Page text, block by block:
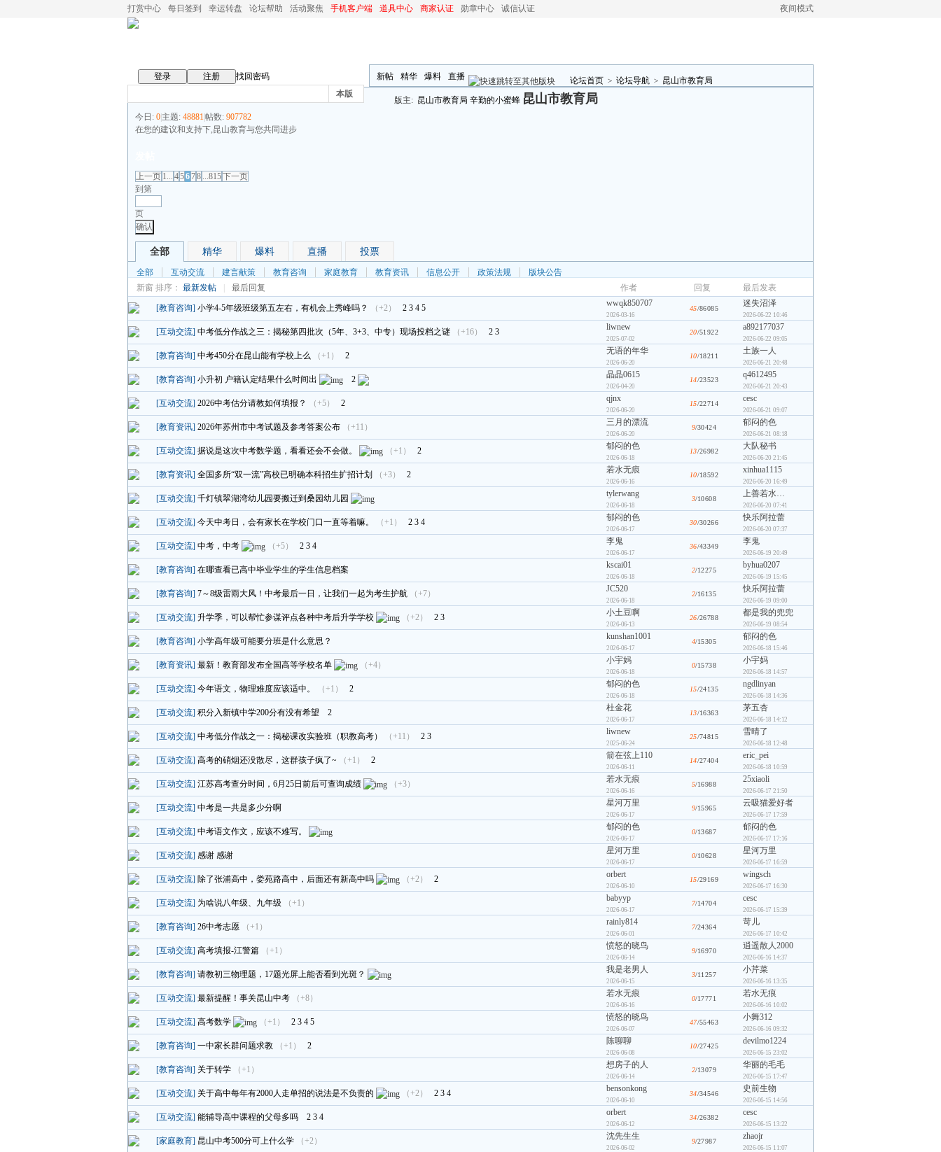
夜间模式
打赏中心 每日签到 幸运转盘 论坛帮助 活动聚焦 手机客户端 道具中心 商家认证 勋章中心 诚信认证
登录 注册
找回密码
本版
新帖 精华 爆料 直播 论坛首页 > 论坛导航 > 昆山市教育局
版主: 昆山市教育局 辛勤的小蜜蜂 昆山市教育局
今日: 0 主题: 48881帖数: 907782
在您的建议和支持下,昆山教育与您共同进步
上一页 1... 45678 ...815下一页
到第
页
确认
全部 精华 爆料 直播 投票
全部 互动交流 建言献策 教育咨询 家庭教育 教育资讯 信息公开 政策法规
版块公告
新窗 排序： 最新发帖 最后回复 作者 回复 最后发表
[教育咨询] 小学4-5年级班级第五左右，有机会上秀峰吗？ （+2） 2 3 4 5 wwqk850707
2026-03-16
45/86085
迷失沼泽
2026-06-22 10:46
[互动交流] 中考低分作战之三：揭秘第四批次（5年、3+3、中专）现场投档之谜 （+16） 2 3 liwnew
2025-07-02
20/51922 a892177037
2026-06-22 09:05
[教育咨询] 中考450分在昆山能有学校上么 （+1） 2 无语的年华
2026-06-20
10/18211 土族一人
2026-06-21 20:48
[教育咨询] 小升初 户籍认定结果什么时间出 2 晶晶0615
2026-04-20
14/23523 q4612495
2026-06-21 20:43
[互动交流] 2026中考估分请教如何填报？ （+5） 2 qjnx
2026-06-20
15/22714 cesc
2026-06-21 09:07
[教育资讯] 2026年苏州市中考试题及参考答案公布 （+11） 三月的漂流
2026-06-20
9/30424 郁闷的色
2026-06-21 08:18
[互动交流] 据说是这次中考数学题，看看还会不会做。 （+1） 2 郁闷的色
2026-06-18
13/26982 大队秘书
2026-06-20 21:45
[教育资讯] 全国多所“双一流”高校已明确本科招生扩招计划 （+3） 2 若水无痕
2026-06-16
10/18592 xinhua1115
2026-06-20 16:49
[互动交流] 千灯镇翠湖湾幼儿园要搬迁到桑园幼儿园 tylerwang
2026-06-18
3/10608 上善若水…
2026-06-20 07:41
[互动交流] 今天中考日，会有家长在学校门口一直等着嘛。 （+1） 2 3 4 郁闷的色
2026-06-17
30/30266 快乐阿拉蕾
2026-06-20 07:37
[互动交流] 中考，中考 （+5） 2 3 4 李鬼
2026-06-17
36/43349 李鬼
2026-06-19 20:49
[教育咨询] 在哪查看已高中毕业学生的学生信息档案 kscai01
2026-06-18
2/12275 byhua0207
2026-06-19 15:45
[教育咨询] 7～8级雷雨大风！中考最后一日，让我们一起为考生护航 （+7） JC520
2026-06-18
2/16135 快乐阿拉蕾
2026-06-19 09:00
[互动交流] 升学季，可以帮忙参谋评点各种中考后升学学校 （+2） 2 3 小土豆啊
2026-06-13
26/26788 都是我的兜兜
2026-06-19 08:54
[教育咨询] 小学高年级可能要分班是什么意思？ kunshan1001
2026-06-17
4/15305 郁闷的色
2026-06-18 15:46
[教育资讯] 最新！教育部发布全国高等学校名单 （+4） 小宇妈
2026-06-18
0/15738 小宇妈
2026-06-18 14:57
[互动交流] 今年语文，物理难度应该适中。 （+1） 2 郁闷的色
2026-06-18
15/24135 ngdlinyan
2026-06-18 14:36
[互动交流] 积分入新镇中学200分有没有希望 2 杜金花
2026-06-17
13/16363 茅五杏
2026-06-18 14:12
[互动交流] 中考低分作战之一：揭秘课改实验班（职教高考） （+11） 2 3 liwnew
2025-06-24
25/74815 雪晴了
2026-06-18 12:48
[互动交流] 高考的硝烟还没散尽，这群孩子疯了~ （+1） 2 箭在弦上110
2026-06-11
14/27404 eric_pei
2026-06-18 10:59
[互动交流] 江苏高考查分时间，6月25日前后可查询成绩 （+3） 若水无痕
2026-06-16
5/16988 25xiaoli
2026-06-17 21:50
[互动交流] 中考是一共是多少分啊 星河万里
2026-06-17
9/15965 云吸猫爱好者
2026-06-17 17:59
[互动交流] 中考语文作文，应该不难写。 郁闷的色
2026-06-17
0/13687 郁闷的色
2026-06-17 17:16
[互动交流] 感谢 感谢 星河万里
2026-06-17
0/10628 星河万里
2026-06-17 16:59
[互动交流] 除了张浦高中，娄苑路高中，后面还有新高中吗 （+2） 2 orbert
2026-06-10
15/29169 wingsch
2026-06-17 16:30
[互动交流] 为啥说八年级、九年级 （+1） babyyp
2026-06-17
7/14704 cesc
2026-06-17 15:39
[教育咨询] 26中考志愿 （+1） rainly814
2026-06-01
7/24364 苛儿
2026-06-17 10:42
[互动交流] 高考填报-江警篇 （+1） 愤怒的晓鸟
2026-06-14
9/16970 逍遥散人2000
2026-06-16 14:37
[教育咨询] 请教初三物理题，17题光屏上能否看到光斑？ 我是老男人
2026-06-15
3/11257 小芹菜
2026-06-16 13:35
[互动交流] 最新提醒！事关昆山中考 （+8） 若水无痕
2026-06-16
0/17771 若水无痕
2026-06-16 10:02
[互动交流] 高考数学 （+1） 2 3 4 5 愤怒的晓鸟
2026-06-07
47/55463 小舞312
2026-06-16 09:32
[教育咨询] 一中家长群问题求教 （+1） 2 陈聊聊
2026-06-08
10/27425 devilmo1224
2026-06-15 23:02
[教育咨询] 关于转学 （+1） 想房子的人
2026-06-14
2/13079 华丽的毛毛
2026-06-15 17:47
[互动交流] 关于高中每年有2000人走单招的说法是不负责的 （+2） 2 3 4 bensonkong
2026-06-10
34/34546 史前生物
2026-06-15 14:56
[互动交流] 能辅导高中课程的父母多吗 2 3 4 orbert
2026-06-12
34/26382 cesc
2026-06-15 13:22
[家庭教育] 昆山中考500分可上什么学 （+2） 沈先生生
2026-06-02
9/27987 zhaojr
2026-06-15 11:07